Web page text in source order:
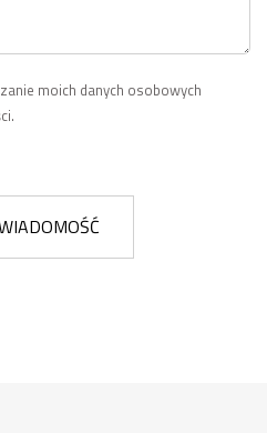
moich danych osobowych